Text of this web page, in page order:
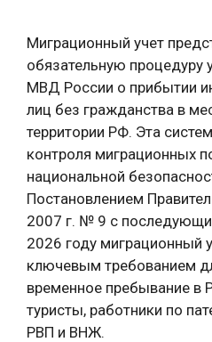
Миграционный учет
обязательную процедуру
МВД России о прибытии
лиц без гражданства в
территории РФ. Эта
контроля миграционных
национальной
Постановлением
2007 г. № 9 с
2026 году миграционный
ключевым требованием
временное пребывание в
туристы, работники по
РВП и ВНЖ.